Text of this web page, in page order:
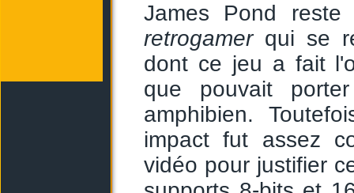
James Pond
retrogamerqui se
dont ce jeu a fait
que pouvait
amphibien.
impact fut assez
vidéo pour justifier